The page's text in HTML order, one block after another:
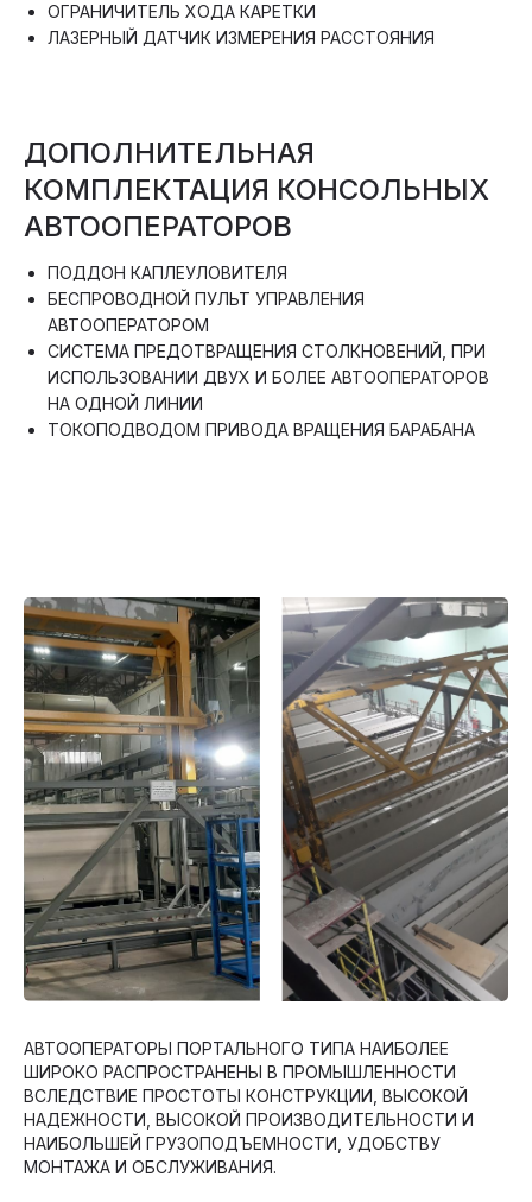
ОГРАНИЧИТЕЛЬ ХОДА КАРЕТКИ
ЛАЗЕРНЫЙ ДАТЧИК ИЗМЕРЕНИЯ РАССТОЯНИЯ
ДОПОЛНИТЕЛЬНАЯ
КОМПЛЕКТАЦИЯ КОНСОЛЬНЫХ
АВТООПЕРАТОРОВ
ПОДДОН КАПЛЕУЛОВИТЕЛЯ
БЕСПРОВОДНОЙ ПУЛЬТ УПРАВЛЕНИЯ
АВТООПЕРАТОРОМ
СИСТЕМА ПРЕДОТВРАЩЕНИЯ СТОЛКНОВЕНИЙ, ПРИ
ИСПОЛЬЗОВАНИИ ДВУХ И БОЛЕЕ АВТООПЕРАТОРОВ
НА ОДНОЙ ЛИНИИ
ТОКОПОДВОДОМ ПРИВОДА ВРАЩЕНИЯ БАРАБАНА
АВТООПЕРАТОРЫ ПОРТАЛЬНОГО ТИПА НАИБОЛЕЕ
ШИРОКО РАСПРОСТРАНЕНЫ В ПРОМЫШЛЕННОСТИ
ВСЛЕДСТВИЕ ПРОСТОТЫ КОНСТРУКЦИИ, ВЫСОКОЙ
НАДЕЖНОСТИ, ВЫСОКОЙ ПРОИЗВОДИТЕЛЬНОСТИ И
НАИБОЛЬШЕЙ ГРУЗОПОДЪЕМНОСТИ, УДОБСТВУ
МОНТАЖА И ОБСЛУЖИВАНИЯ.